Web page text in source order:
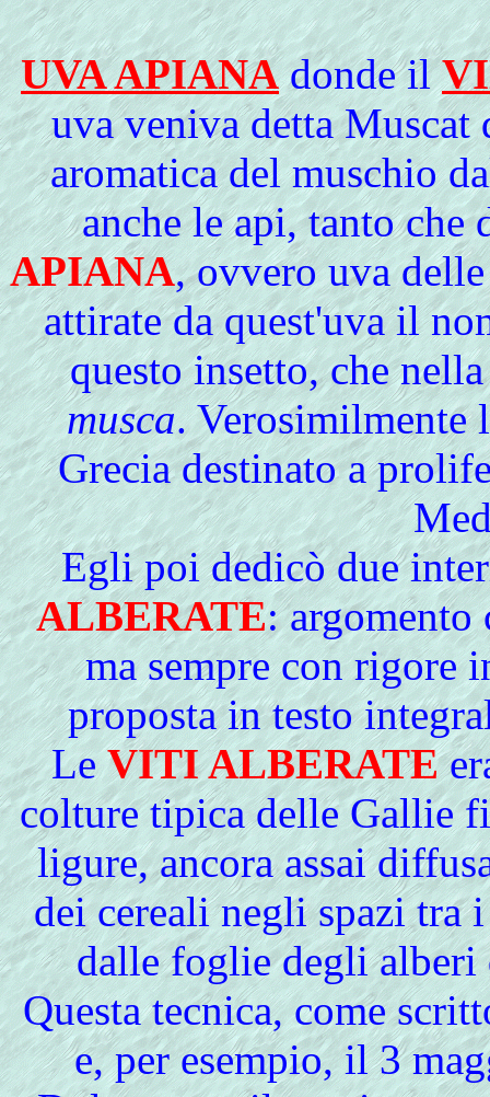
UVA APIANAdonde il
uva veniva detta Muscat
aromatica del muschio
anche le api, tanto
APIANA, ovvero uva
attirate da quest'uva il
questo insetto, che
musca. Verosimilmente
Grecia destinato a
Egli poi dedicò due
ALBERATE: argomento
ma sempre con rigore
proposta in testo
LeVITI ALBERATE
colture tipica delle Gallie
ligure, ancora assai
dei cereali negli spazi
dalle foglie degli alberi
Questa tecnica, come
e, per esempio, il 3